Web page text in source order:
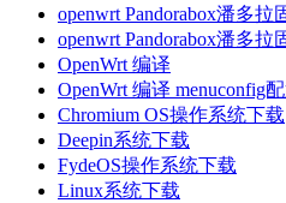
openwrt Pandorabox潘多拉
openwrt Pandorabox潘多
OpenWrt 编译
OpenWrt 编译 menuconfig
Chromium OS操作系统下载
Deepin系统下载
FydeOS操作系统下载
Linux系统下载